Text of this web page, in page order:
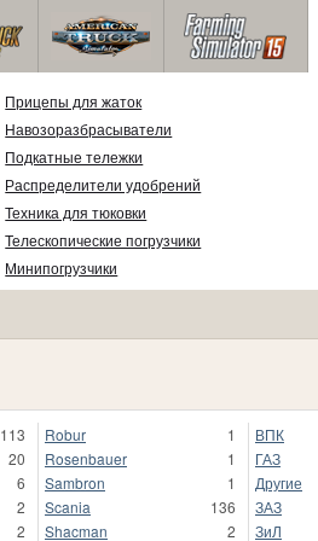
Прицепы для жаток
Навозоразбрасыватели
Подкатные тележки
Распределители удобрений
Техника для тюковки
Телескопические погрузчики
Минипогрузчики
113
20
6
2
2
Robur
1
Rosenbauer
1
Sambron
1
Scania
136
Shacman
2
ВПК
ГАЗ
Другие
ЗАЗ
ЗиЛ